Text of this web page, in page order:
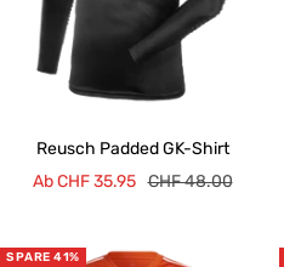
Reusch Padded GK-Shirt
Angebotspreis
Ab CHF 35.95 Regulärer
CHF 48.00
SPARE 41%